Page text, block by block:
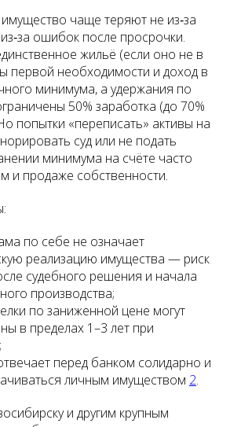
чаще теряют не из‑за
ошибок после просрочки.
жильё (если оно не в
первой необходимости и доход в
минимума, а удержания по
50% заработка (до 70%
попытки «переписать» активы на
суд или не подать
минимума на счёте часто
и продаже собственности.
по себе не означает
реализацию имущества — риск
судебного решения и начала
производства;
по заниженной цене могут
в пределах 1–3 лет при
перед банком солидарно и
личным имуществом 2.
и другим крупным